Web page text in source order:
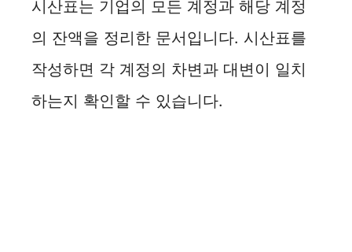
시산표는 기업의 모든 계정과 해당 계정
의 잔액을 정리한 문서입니다. 시산표를
작성하면 각 계정의 차변과 대변이 일치
하는지 확인할 수 있습니다.